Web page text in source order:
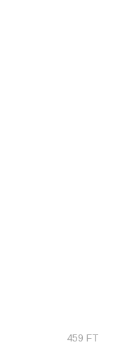
459 FT